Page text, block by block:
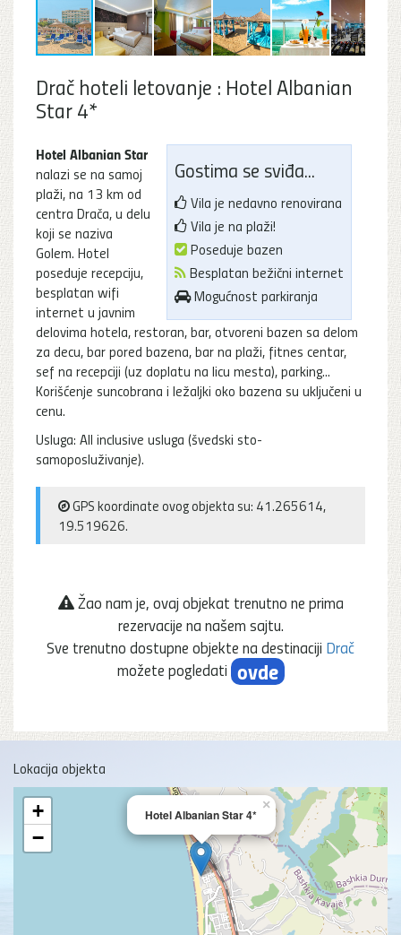
Drač hoteli letovanje : Hotel Albanian
Star 4*
Gostima se sviđa...
Vila je nedavno renovirana
Vila je na plaži!
Poseduje bazen
Besplatan bežični internet
Mogućnost parkiranja
Hotel Albanian Star
nalazi se na samoj
plaži, na 13 km od
centra Drača, u delu
koji se naziva
Golem. Hotel
poseduje recepciju,
besplatan wifi
internet u javnim
delovima hotela, restoran, bar, otvoreni bazen sa delom
za decu, bar pored bazena, bar na plaži, fitnes centar,
sef na recepciji (uz doplatu na licu mesta), parking...
Korišćenje suncobrana i ležaljki oko bazena su uključeni u
cenu.
Usluga: All inclusive usluga (švedski sto-
samoposluživanje).
GPS koordinate ovog objekta su: 41.265614,
19.519626.
Žao nam je, ovaj objekat trenutno ne prima
rezervacije na našem sajtu.
Sve trenutno dostupne objekte na destinaciji Drač
možete pogledati ovde
Lokacija objekta
Hotel Albanian Star 4*
×
+
−